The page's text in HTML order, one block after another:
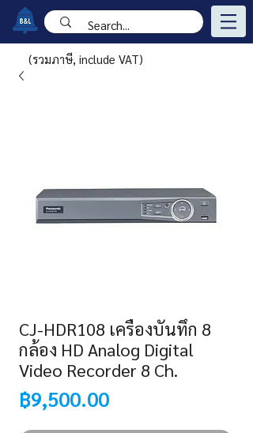
CJ-HDR108 เครื่องบันทึก 8
กล้อง HD Analog Digital
Video Recorder 8 Ch.
฿9,500.00Price
(รวมภาษี, include VAT)